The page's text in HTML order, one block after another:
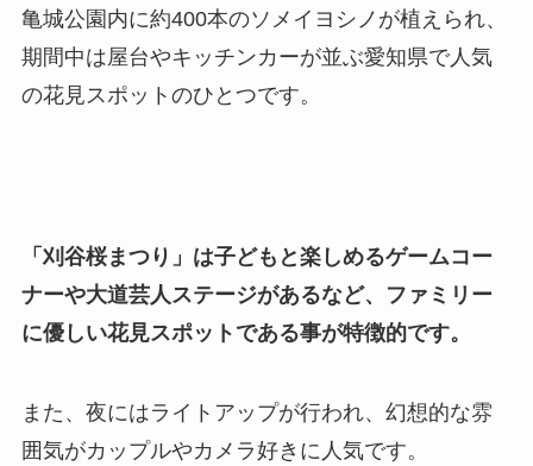
亀城公園内に約400本のソメイヨシノが植えられ、
期間中は屋台やキッチンカーが並ぶ愛知県で人気
の花見スポットのひとつです。
「刈谷桜まつり」は子どもと楽しめるゲームコー
ナーや大道芸人ステージがあるなど、ファミリー
に優しい花見スポットである事が特徴的です。
また、夜にはライトアップが行われ、幻想的な雰
囲気がカップルやカメラ好きに人気です。